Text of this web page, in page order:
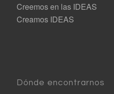
Creemos en las IDEAS
Creamos IDEAS
Dónde encontrarnos